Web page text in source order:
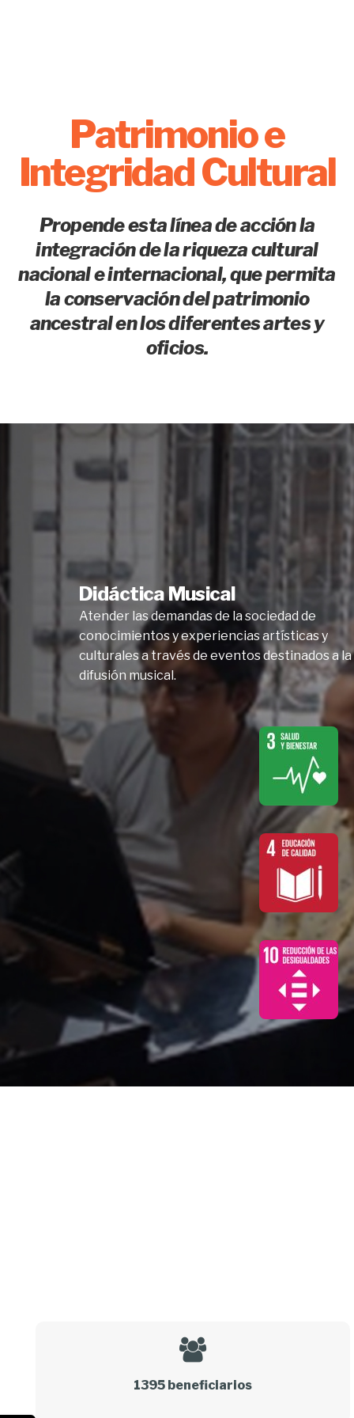
Patrimonio e
Integridad Cultural
Propende esta línea de acción la
integración de la riqueza cultural
nacional e internacional, que permita
la conservación del patrimonio
ancestral en los diferentes artes y
oficios.
Didáctica Musical
Atender las demandas de la sociedad de
conocimientos y experiencias artísticas y
culturales a través de eventos destinados a la
difusión musical.
1395 beneficiarios